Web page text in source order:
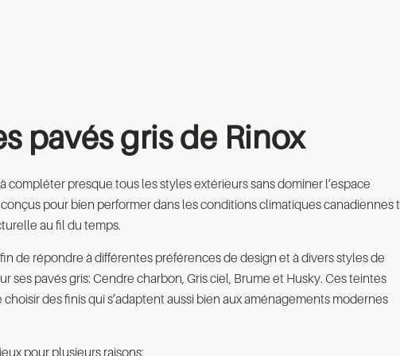
pavés gris de Rinox
compléter presque tous les styles extérieurs sans dominer l’espace
pour bien performer dans les conditions climatiques canadiennes
au fil du temps.
de répondre à différentes préférences de design et à divers styles de
ses pavés gris: Cendre charbon, Gris ciel, Brume et Husky. Ces teintes
des finis qui s’adaptent aussi bien aux aménagements modernes
pour plusieurs raisons: